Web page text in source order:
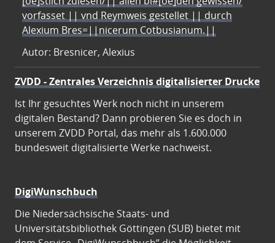
vorfasset || vnd Reymweis gestellet || durch
Alexium Bres=||nicerum Cotbusianum.||
Autor: Bresnicer, Alexius
ZVDD - Zentrales Verzeichnis digitalisierter Drucke
Ist Ihr gesuchtes Werk noch nicht in unserem
digitalen Bestand? Dann probieren Sie es doch in
unserem ZVDD Portal, das mehr als 1.600.000
bundesweit digitalisierte Werke nachweist.
DigiWunschbuch
Die Niedersächsische Staats- und
Universitätsbibliothek Göttingen (SUB) bietet mit